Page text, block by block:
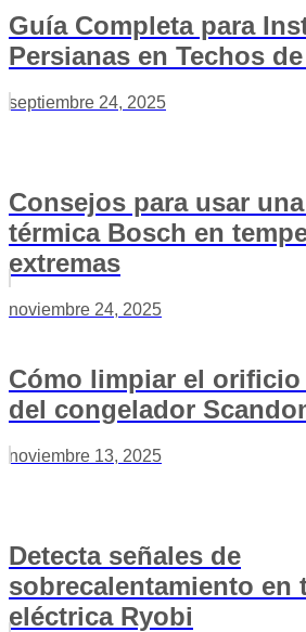
Guía Completa para
Persianas en Techos
septiembre 24, 2025
Consejos para usar
térmica Bosch en
extremas
noviembre 24, 2025
Cómo limpiar el orificio
del congelador
noviembre 13, 2025
Detecta señales de
sobrecalentamiento en
eléctrica Ryobi